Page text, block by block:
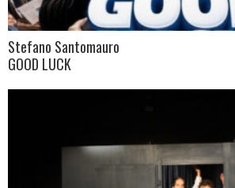
Stefano Santomauro
GOOD LUCK